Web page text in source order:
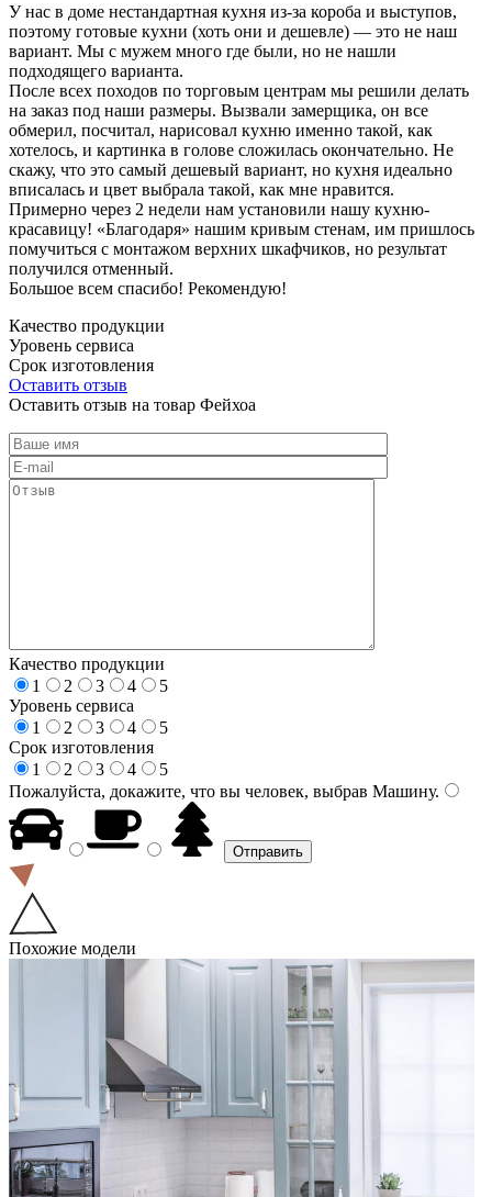
У нас в доме нестандартная кухня из-за короба и выступов,
поэтому готовые кухни (хоть они и дешевле) — это не наш
вариант. Мы с мужем много где были, но не нашли
подходящего варианта.
После всех походов по торговым центрам мы решили делать
на заказ под наши размеры. Вызвали замерщика, он все
обмерил, посчитал, нарисовал кухню именно такой, как
хотелось, и картинка в голове сложилась окончательно. Не
скажу, что это самый дешевый вариант, но кухня идеально
вписалась и цвет выбрала такой, как мне нравится.
Примерно через 2 недели нам установили нашу кухню-
красавицу! «Благодаря» нашим кривым стенам, им пришлось
помучиться с монтажом верхних шкафчиков, но результат
получился отменный.
Большое всем спасибо! Рекомендую!
Качество продукции
Уровень сервиса
Срок изготовления
Оставить отзыв
Оставить отзыв на товар Фейхоа
Качество продукции
1
2 3 4
5
Уровень сервиса
1
2 3 4
5
Срок изготовления
1
2 3 4
5
Пожалуйста, докажите, что вы человек, выбрав Машину.
Похожие модели